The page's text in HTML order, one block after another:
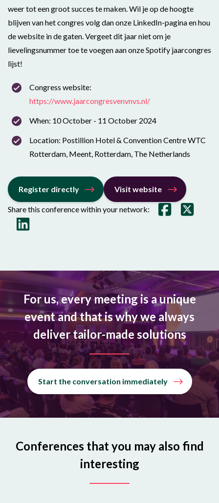
weer tot een groot succes te maken. Wil je op de hoogte
blijven van het congres volg dan onze LinkedIn-pagina en hou
de website in de gaten. Vergeet dit jaar niet om je
lievelingsnummer toe te voegen aan onze Spotify jaarcongres
lijst!
Congress website:
https://www.jaarcongresvenvnvs.nl/
When: 10 October - 11 October 2024
Location: Postillion Hotel & Convention Centre WTC
Rotterdam, Meent, Rotterdam, The Netherlands
Register directly Visit website
Share this conference within your network:
For us, every meeting is a unique
event and that is why we always
deliver tailor-made solutions
Start the conversation immediately
Conferences that you may also find
interesting